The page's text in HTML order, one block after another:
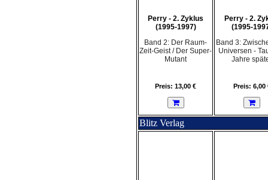
Perry - 2. Zyklus
(1995-1997)
Band 2: Der Raum-
Zeit-Geist / Der Super-
Mutant
Preis: 13,00 €
Perry - 2.
(1995-
Band 3:
Universen -
Jahre
Preis: 6,00
Blitz Verlag